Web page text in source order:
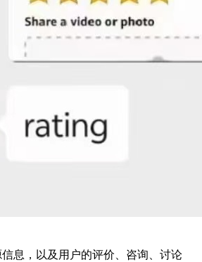
息，以及用户的评价、咨询、讨论